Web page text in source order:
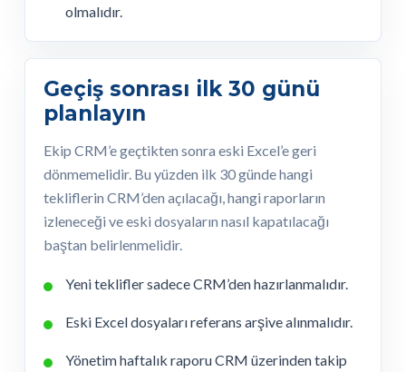
olmalıdır.
Geçiş sonrası ilk 30 günü
planlayın
Ekip CRM’e geçtikten sonra eski Excel’e geri
dönmemelidir. Bu yüzden ilk 30 günde hangi
tekliflerin CRM’den açılacağı, hangi raporların
izleneceği ve eski dosyaların nasıl kapatılacağı
baştan belirlenmelidir.
Yeni teklifler sadece CRM’den hazırlanmalıdır.
Eski Excel dosyaları referans arşive alınmalıdır.
Yönetim haftalık raporu CRM üzerinden takip